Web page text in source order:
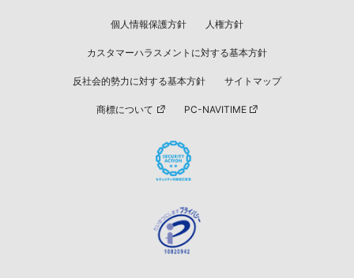
個人情報保護方針 人権方針
カスタマーハラスメントに対する基本方針
反社会的勢力に対する基本方針 サイトマップ
商標について PC-NAVITIME